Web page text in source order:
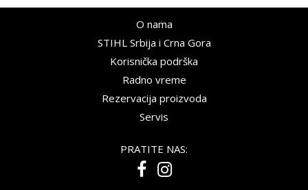
O nama
STIHL Srbija i Crna Gora
Korisnička podrška
Radno vreme
Rezervacija proizvoda
Servis
PRATITE NAS: